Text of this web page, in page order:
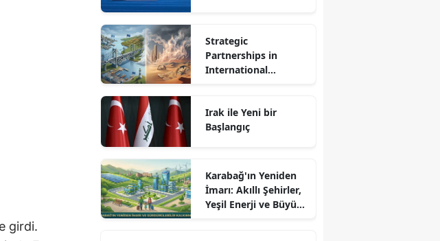
girdi.
Strategic
Partnerships in
International
Irak ile Yeni bir
Başlangıç
Karabağ'ın Yeniden
İmarı: Akıllı Şehirler,
Yeşil Enerji ve Büyük